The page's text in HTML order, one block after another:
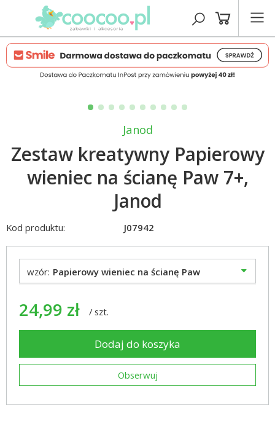
Janod
Zestaw kreatywny Papierowy
wieniec na ścianę Paw 7+,
Janod
Kod produktu: J07942
wzór: Papierowy wieniec na ścianę Paw
24,99 zł / szt.
Dodaj do koszyka
Obserwuj